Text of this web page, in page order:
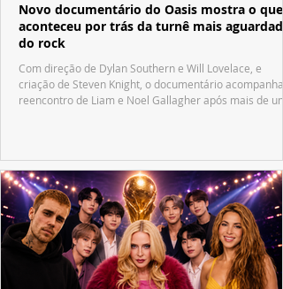
Novo documentário do Oasis mostra o que
aconteceu por trás da turnê mais aguardada
do rock
Com direção de Dylan Southern e Will Lovelace, e
criação de Steven Knight, o documentário acompanha
reencontro de Liam e Noel Gallagher após mais de